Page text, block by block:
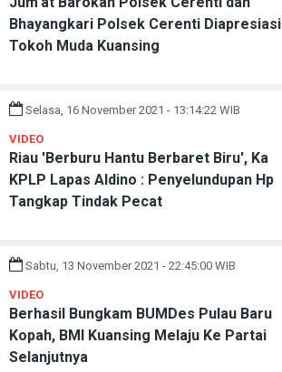
Bhayangkari Polsek Cerenti Diapresiasi
Tokoh Muda Kuansing
Selasa, 16 November 2021 - 13:14:22 WIB
VIDEO
Riau 'Berburu Hantu Berbaret Biru', Ka
KPLP Lapas Aldino : Penyelundupan Hp
Tangkap Tindak Pecat
Sabtu, 13 November 2021 - 22:45:00 WIB
VIDEO
Berhasil Bungkam BUMDes Pulau Baru
Kopah, BMI Kuansing Melaju Ke Partai
Selanjutnya